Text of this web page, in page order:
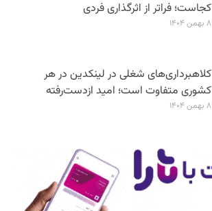
کجاست؛ فراتر از اثرگذاری فردی
۸ بهمن ۱۴۰۴
کلاهبرداری‌های شغلی در لینکدین در هر
کشوری متفاوت است؛ امید ازدست‌رفته
۸ بهمن ۱۴۰۴